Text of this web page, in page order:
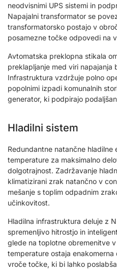
neodvisnimi UPS sistemi in
Napajalni transformator se
transformatorsko postajo v
posamezne točke odpovedi na
Avtomatska preklopna stikala
preklapljanje med viri napajanja
Infrastruktura vzdržuje polno
popolnimi izpadi komunalnih
generator, ki podpirajo
Hladilni sistem
Redundantne natančne
temperature za maksimalno
dolgotrajnost. Zadržavanje
klimatizirani zrak natančno v
mešanje s toplim odpadnim
učinkovitost.
Hladilna infrastruktura deluje z
spremenljivo hitrostjo in
glede na toplotne obremenitve
temperature ostaja
vroče točke, ki bi lahko